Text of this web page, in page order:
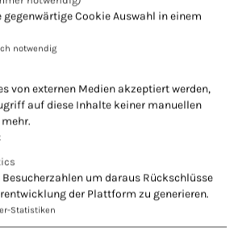
- Vertiefungskurs II
– F
gegenwärtige Cookie Auswahl in einem
notwendig
von externen Medien akzeptiert werden,
auf diese Inhalte keiner manuellen
um daraus Rückschlüsse
der Plattform zu generieren.
Statistiken